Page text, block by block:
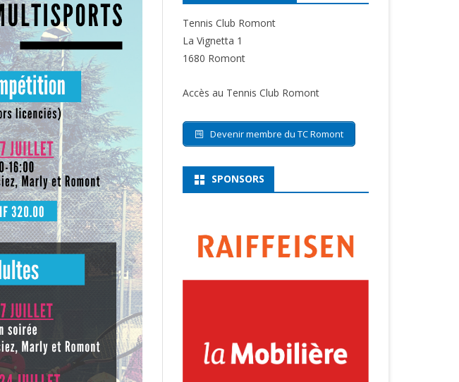
Tennis Club Romont
La Vignetta 1
1680 Romont
Accès au Tennis Club Romont
Devenir membre du TC Romont
SPONSORS